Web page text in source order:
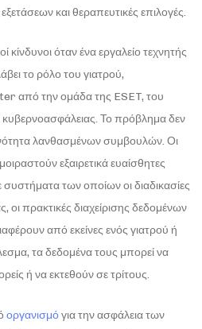
και θεραπευτικές επιλογές.
όταν ένα εργαλείο τεχνητής
το ρόλο του γιατρού,
από την ομάδα της ESET, του
Το πρόβλημα δεν
λανθασμένων συμβουλών. Οι
εξαιρετικά ευαίσθητες
των οποίων οι διαδικασίες
οι πρακτικές διαχείρισης δεδομένων
από εκείνες ενός γιατρού ή
τα δεδομένα τους μπορεί να
ή να εκτεθούν σε τρίτους.
οργανισμόγια την ασφάλεια των